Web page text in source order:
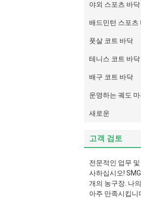
야외 스포츠 바닥
배드민턴 스포츠
풋살 코트 바닥
테니스 코트 바닥
배구 코트 바닥
운영하는 궤도 마
새로운
고객 검토
전문적인 업무
사하십시오!
개의 농구장. 나
아주 만족시킵니